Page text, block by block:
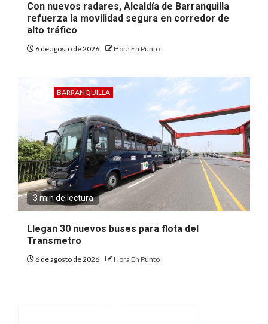
Con nuevos radares, Alcaldía de Barranquilla
refuerza la movilidad segura en corredor de
alto tráfico
6 de agosto de 2026 Hora En Punto
BARRANQUILLA
3 min de lectura
Llegan 30 nuevos buses para flota del
Transmetro
6 de agosto de 2026 Hora En Punto